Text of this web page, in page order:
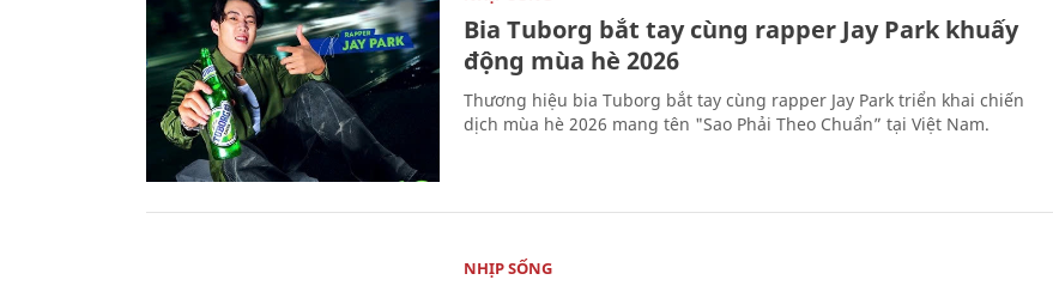
Bia Tuborg bắt tay cùng rapper Jay Park khuấy
động mùa hè 2026
Thương hiệu bia Tuborg bắt tay cùng rapper Jay Park triển khai chiến
dịch mùa hè 2026 mang tên "Sao Phải Theo Chuẩn” tại Việt Nam.
NHỊP SỐNG